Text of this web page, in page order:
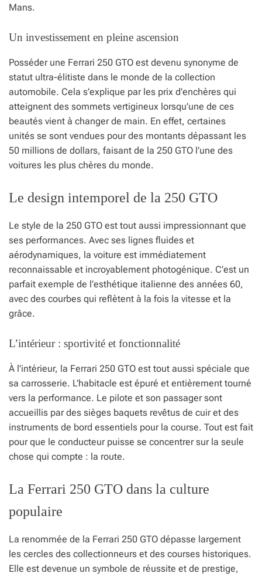
Mans.
Un investissement en pleine ascension
Posséder une Ferrari 250 GTO est devenu synonyme de
statut ultra-élitiste dans le monde de la collection
automobile. Cela s’explique par les prix d’enchères qui
atteignent des sommets vertigineux lorsqu’une de ces
beautés vient à changer de main. En effet, certaines
unités se sont vendues pour des montants dépassant les
50 millions de dollars, faisant de la 250 GTO l’une des
voitures les plus chères du monde.
Le design intemporel de la 250 GTO
Le style de la 250 GTO est tout aussi impressionnant que
ses performances. Avec ses lignes fluides et
aérodynamiques, la voiture est immédiatement
reconnaissable et incroyablement photogénique. C’est un
parfait exemple de l’esthétique italienne des années 60,
avec des courbes qui reflètent à la fois la vitesse et la
grâce.
L’intérieur : sportivité et fonctionnalité
À l’intérieur, la Ferrari 250 GTO est tout aussi spéciale que
sa carrosserie. L’habitacle est épuré et entièrement tourné
vers la performance. Le pilote et son passager sont
accueillis par des sièges baquets revêtus de cuir et des
instruments de bord essentiels pour la course. Tout est fait
pour que le conducteur puisse se concentrer sur la seule
chose qui compte : la route.
La Ferrari 250 GTO dans la culture
populaire
La renommée de la Ferrari 250 GTO dépasse largement
les cercles des collectionneurs et des courses historiques.
Elle est devenue un symbole de réussite et de prestige,